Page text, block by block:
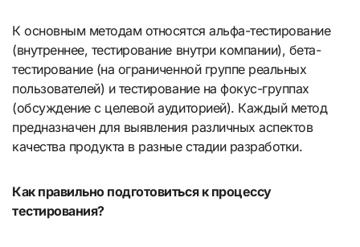
К основным методам относятся альфа-тестирование
(внутреннее, тестирование внутри компании), бета-
тестирование (на ограниченной группе реальных
пользователей) и тестирование на фокус-группах
(обсуждение с целевой аудиторией). Каждый метод
предназначен для выявления различных аспектов
качества продукта в разные стадии разработки.
Как правильно подготовиться к процессу
тестирования?